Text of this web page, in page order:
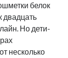
белок
двадцать
Но дети-
несколько